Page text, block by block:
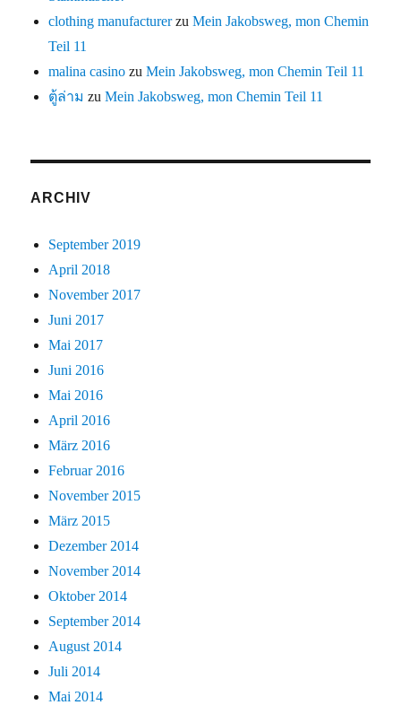
clothing manufacturerzuMein Jakobsweg, mon Chemin
Teil 11
malina casino zuMein Jakobsweg, mon Chemin Teil 11
ตู้ล่าม zuMein Jakobsweg, mon Chemin Teil 11
ARCHIV
September 2019
April 2018
November 2017
Juni 2017
Mai 2017
Juni 2016
Mai 2016
April 2016
März 2016
Februar 2016
November 2015
März 2015
Dezember 2014
November 2014
Oktober 2014
September 2014
August 2014
Juli 2014
Mai 2014